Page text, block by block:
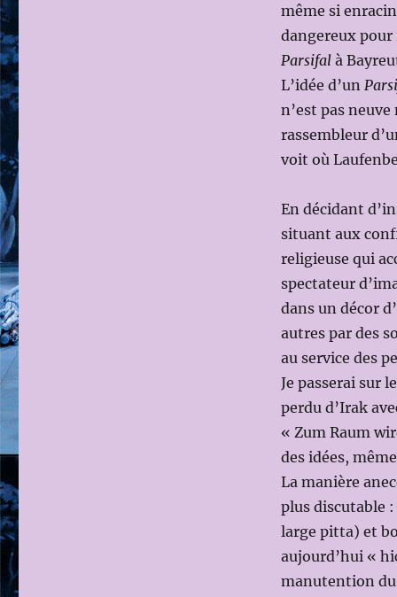
même si
dangereux pour
Parsifalà
L’idée d’un
n’est pas
rassembleur
voit où
En décidant
situant aux
religieuse qui
spectateur
dans un décor
autres par des
au service des
Je passerai sur
perdu d’Irak
« Zum Raum
des idées,
La manière
plus discutable
large pitta) et
aujourd’hui «
manutention du